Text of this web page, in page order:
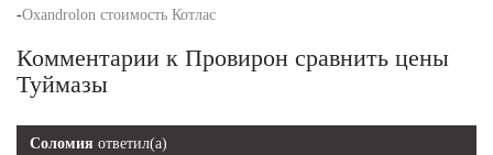
-Oxandrolon стоимость Котлас
Комментарии к Провирон сравнить цены
Туймазы
Соломия ответил(а)